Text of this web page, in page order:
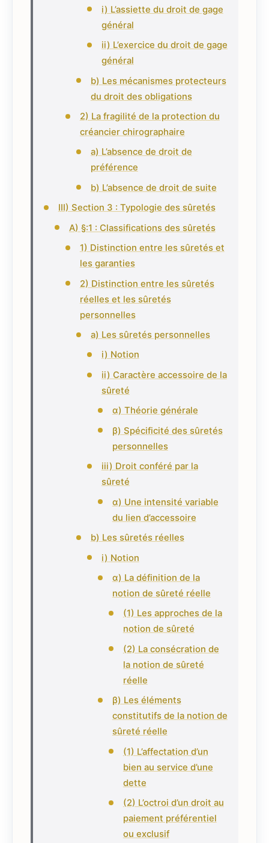
i) L’assiette du droit de gage
général
ii) L’exercice du droit de gage
général
b) Les mécanismes protecteurs
du droit des obligations
2) La fragilité de la protection du
créancier chirographaire
a) L’absence de droit de
préférence
b) L’absence de droit de suite
III) Section 3 : Typologie des sûretés
A) §:1 : Classifications des sûretés
1) Distinction entre les sûretés et
les garanties
2) Distinction entre les sûretés
réelles et les sûretés
personnelles
a) Les sûretés personnelles
i) Notion
ii) Caractère accessoire de la
sûreté
α) Théorie générale
β) Spécificité des sûretés
personnelles
iii) Droit conféré par la
sûreté
α) Une intensité variable
du lien d’accessoire
b) Les sûretés réelles
i) Notion
α) La définition de la
notion de sûreté réelle
(1) Les approches de la
notion de sûreté
(2) La consécration de
la notion de sûreté
réelle
β) Les éléments
constitutifs de la notion de
sûreté réelle
(1) L’affectation d’un
bien au service d’une
dette
(2) L’octroi d’un droit au
paiement préférentiel
ou exclusif